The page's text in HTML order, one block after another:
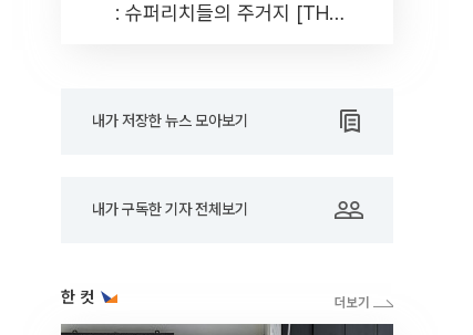
: 슈퍼리치들의 주거지 [THE
내가 저장한 뉴스 모아보기
내가 구독한 기자 전체보기
한 컷